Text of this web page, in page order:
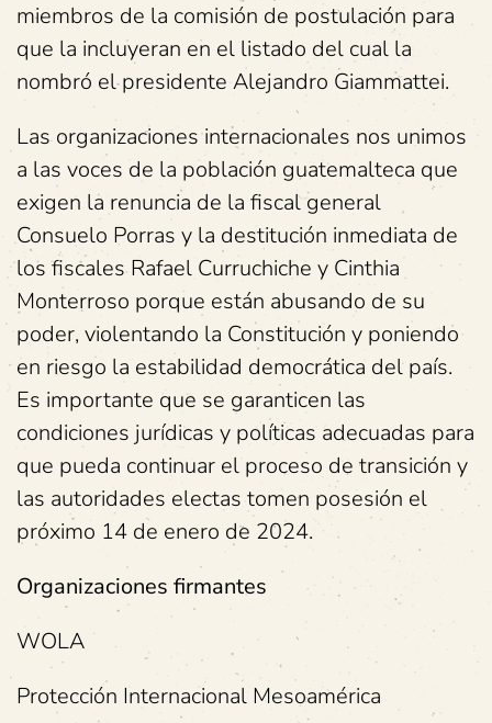
miembros de la comisión de postulación para
que la incluyeran en el listado del cual la
nombró el presidente Alejandro Giammattei.
Las organizaciones internacionales nos unimos
a las voces de la población guatemalteca que
exigen la renuncia de la fiscal general
Consuelo Porras y la destitución inmediata de
los fiscales Rafael Curruchiche y Cinthia
Monterroso porque están abusando de su
poder, violentando la Constitución y poniendo
en riesgo la estabilidad democrática del país.
Es importante que se garanticen las
condiciones jurídicas y políticas adecuadas para
que pueda continuar el proceso de transición y
las autoridades electas tomen posesión el
próximo 14 de enero de 2024.
Organizaciones firmantes
WOLA
Protección Internacional Mesoamérica